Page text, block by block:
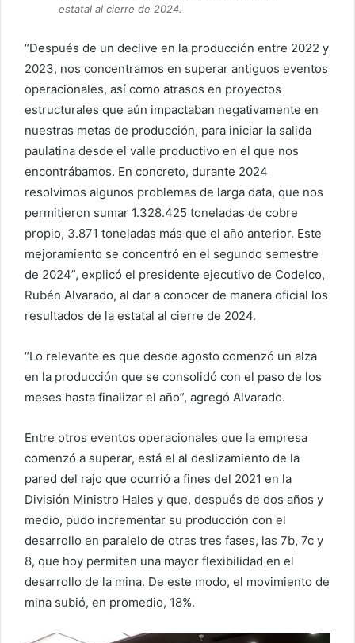
estatal al cierre de 2024.
“Después de un declive en la producción entre 2022 y
2023, nos concentramos en superar antiguos eventos
operacionales, así como atrasos en proyectos
estructurales que aún impactaban negativamente en
nuestras metas de producción, para iniciar la salida
paulatina desde el valle productivo en el que nos
encontrábamos. En concreto, durante 2024
resolvimos algunos problemas de larga data, que nos
permitieron sumar 1.328.425 toneladas de cobre
propio, 3.871 toneladas más que el año anterior. Este
mejoramiento se concentró en el segundo semestre
de 2024”, explicó el presidente ejecutivo de Codelco,
Rubén Alvarado, al dar a conocer de manera oficial los
resultados de la estatal al cierre de 2024.
“Lo relevante es que desde agosto comenzó un alza
en la producción que se consolidó con el paso de los
meses hasta finalizar el año”, agregó Alvarado.
Entre otros eventos operacionales que la empresa
comenzó a superar, está el al deslizamiento de la
pared del rajo que ocurrió a fines del 2021 en la
División Ministro Hales y que, después de dos años y
medio, pudo incrementar su producción con el
desarrollo en paralelo de otras tres fases, las 7b, 7c y
8, que hoy permiten una mayor flexibilidad en el
desarrollo de la mina. De este modo, el movimiento de
mina subió, en promedio, 18%.